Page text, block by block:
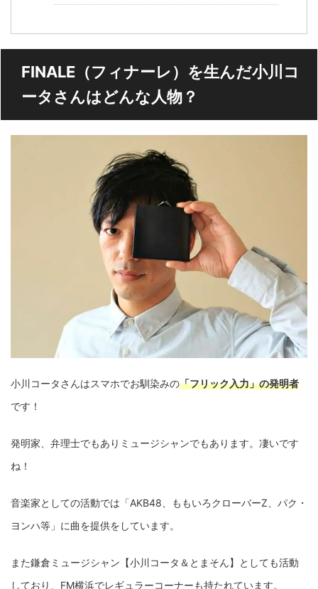
FINALE（フィナーレ）を生んだ小川コ
ータさんはどんな人物？
小川コータさんはスマホでお馴染みの「フリック入力」の発明者
です！
発明家、弁理士でもありミュージシャンでもあります。凄いです
ね！
音楽家としての活動では「AKB48、ももいろクローバーZ、パク・
ヨンハ等」に曲を提供をしています。
また鎌倉ミュージシャン【小川コータ＆とまそん】としても活動
しており、FM横浜でレギュラーコーナーも持たれています。